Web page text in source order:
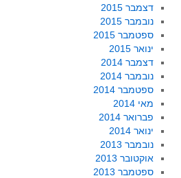
דצמבר 2015
נובמבר 2015
ספטמבר 2015
ינואר 2015
דצמבר 2014
נובמבר 2014
ספטמבר 2014
מאי 2014
פברואר 2014
ינואר 2014
נובמבר 2013
אוקטובר 2013
ספטמבר 2013